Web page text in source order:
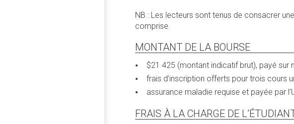
NB : Les lecteurs sont tenus de consacrer
comprise.
MONTANT DE LA BOURSE
$21 425 (montant indicatif brut), payé
frais d’inscription offerts pour trois cours
assurance maladie requise et payée par
FRAIS À LA CHARGE DE